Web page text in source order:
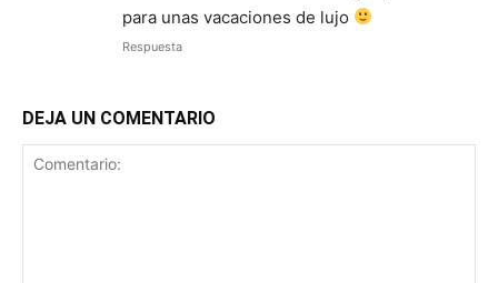
para unas vacaciones de lujo
Respuesta
DEJA UN COMENTARIO